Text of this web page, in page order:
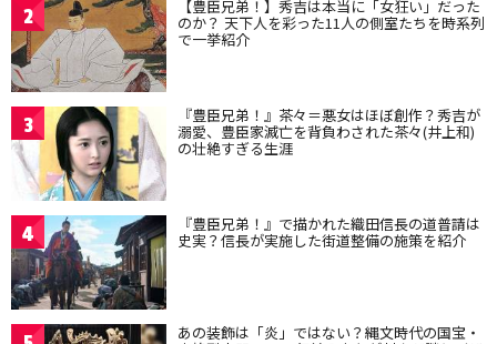
2 【豊臣兄弟！】秀吉は本当に「女狂い」だった
のか？ 天下人を彩った11人の側室たちを時系列
で一挙紹介
3 『豊臣兄弟！』茶々＝悪女はほぼ創作？秀吉が
溺愛、豊臣家滅亡を背負わされた茶々(井上和)
の壮絶すぎる生涯
4 『豊臣兄弟！』で描かれた織田信長の道普請は
史実？信長が実施した街道整備の施策を紹介
あの装飾は「炎」ではない？縄文時代の国宝・